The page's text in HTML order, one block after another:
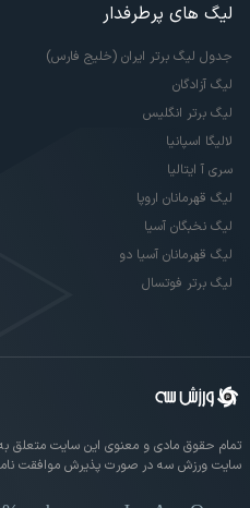
لیگ های پرطرفدار
جدول لیگ برتر ایران (خلیج فارس)
لیگ آزادگان
لیگ برتر انگلیس
لالیگا اسپانیا
سری آ ایتالیا
لیگ قهرمانان اروپا
لیگ نخبگان آسیا
لیگ قهرمانان آسیا دو
لیگ برتر فوتسال
تمام حقوق مادی و معنوی این سایت متعلق
سایت ورزش سه در صورت پذیرش موافقت نامه